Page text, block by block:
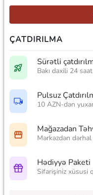
ÇATDIRILMA
Sürətli
Bakı daxili 24
Pulsuz
10 AZN-dən
Mağazadan
Mərkəzdən
Hədiyyə Paketi
Sifarişiniz xüsusi